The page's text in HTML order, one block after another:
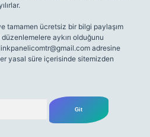
tamamen ücretsiz bir bilgi paylaşım
aykırı olduğunu
adresine
yasal süre içerisinde sitemizden